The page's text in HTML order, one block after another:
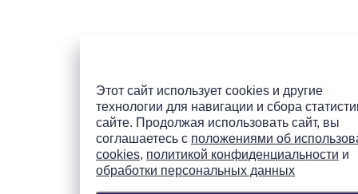
Этот сайт использует cookies и другие
технологии для навигации и сбора
сайте. Продолжая использовать сайт, вы
соглашаетесь с положениями об
cookies, политикой конфиденциальности и
обработки персональных данных